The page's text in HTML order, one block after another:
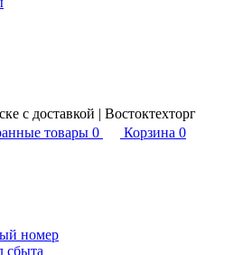
с доставкой | Востоктехторг
товары 0 Корзина 0
номер
сбыта